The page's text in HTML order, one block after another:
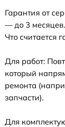
Гарантия от
— до 3 месяцев.
Что считается
Для работ:
который
ремонта
запчасти).
Для